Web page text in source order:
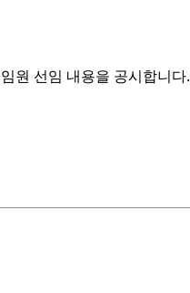
원 선임 내용을 공시합니다.